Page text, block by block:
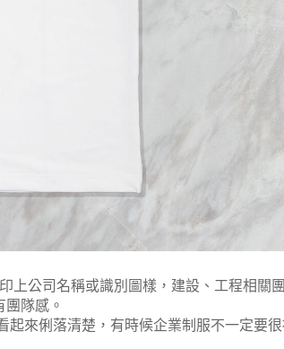
公司名稱或識別圖樣，建設、工程相關
隊感。
來俐落清楚，有時候企業制服不一定要